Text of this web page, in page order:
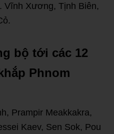
Xương, Tịnh Biên,
bộ tới các 12
Phnom
Prampir Meakkakra,
Kaev, Sen Sok, Pou